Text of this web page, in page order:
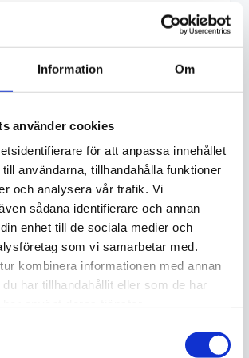
Information Om
använder cookies
för att anpassa innehållet
användarna, tillhandahålla funktioner
och analysera vår trafik. Vi
sådana identifierare och annan
enhet till de sociala medier och
som vi samarbetar med.
kombinera informationen med annan
har tillhandahållit eller som de har
blandare
glasytor
av synliga ytor
och moppas
du behöver